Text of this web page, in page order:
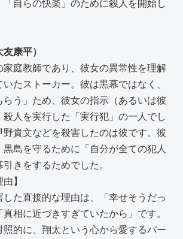
自らの快楽」のために殺人を開始し
康平）
庭教師であり、彼女の異常性を理解
たストーカー。彼は黒幕ではなく、
う」ため、彼女の指示（あるいは彼
人を実行した「実行犯」の一人でし
野貴文などを殺害したのは彼です。彼
島を守るために「自分が全ての犯人
きをするためでした。
】
た直接的な理由は、「幸せそうだっ
相に近づきすぎていたから」です。
的に、翔太という心から愛するパー